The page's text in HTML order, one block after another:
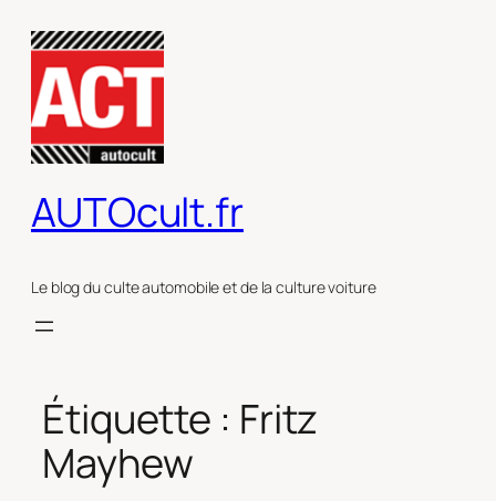
contenu
AUTOcult.fr
Le blog du culte automobile et de la culture voiture
Étiquette : Fritz
Mayhew